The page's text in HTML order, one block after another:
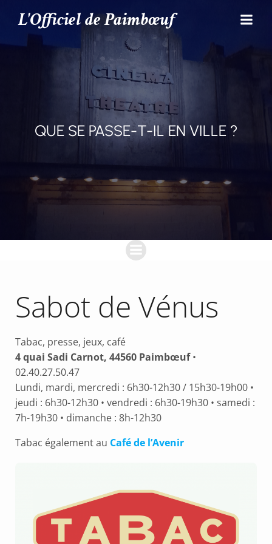
L'Officiel de Paimbœuf
QUE SE PASSE-T-IL EN VILLE ?
Sabot de Vénus
Tabac, presse, jeux, café
4 quai Sadi Carnot, 44560 Paimbœuf•
02.40.27.50.47
Lundi, mardi, mercredi : 6h30-12h30 / 15h30-19h00 •
jeudi : 6h30-12h30 • vendredi : 6h30-19h30 • samedi :
7h-19h30 • dimanche : 8h-12h30
Tabac également au Café de l’Avenir